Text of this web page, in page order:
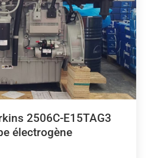
2506C-E15TAG3
électrogène